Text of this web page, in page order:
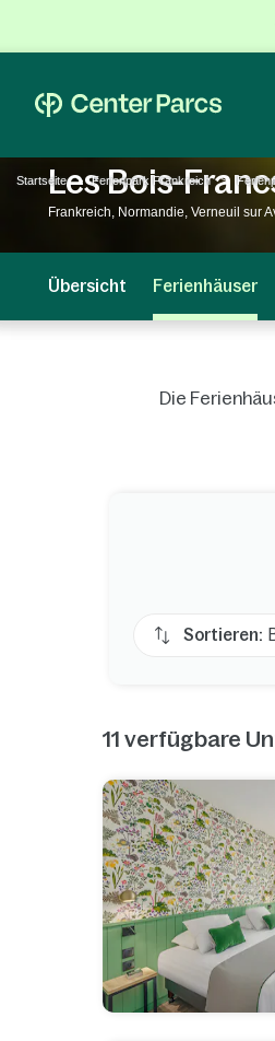
Startseite Ferienpark Frankreich
Les Bois-
Frankreich, Normandie, Verneuil sur
Übersicht Ferienhäuser
Die
Sortieren:
11 verfügbare